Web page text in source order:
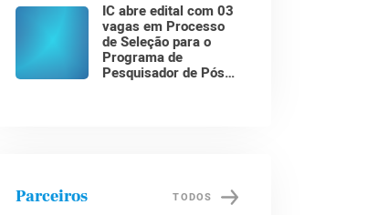
IC abre edital com 03
vagas em Processo
de Seleção para o
Programa de
Pesquisador de Pós-
Parceiros TODOS